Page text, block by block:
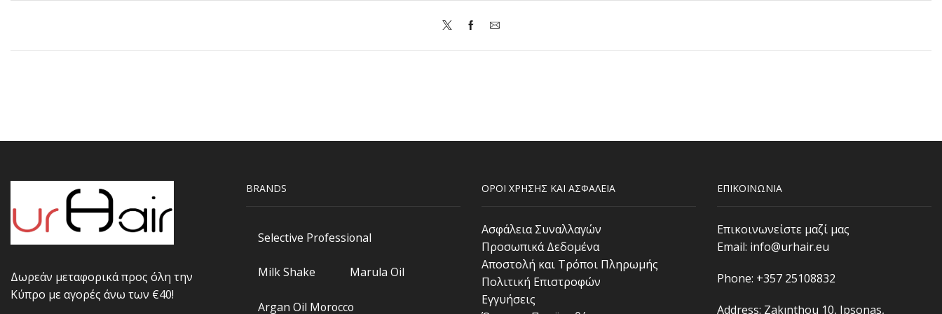
Δωρεάν μεταφορικά προς όλη την
Κύπρο με αγορές άνω των €40!
BRANDS
Selective Professional
Milk Shake Marula Oil
Argan Oil Morocco
ΟΡΟΙ ΧΡΗΣΗΣ ΚΑΙ ΑΣΦΑΛΕΙΑ
Ασφάλεια Συναλλαγών
Προσωπικά Δεδομένα
Αποστολή και Τρόποι Πληρωμής
Πολιτική Επιστροφών
Εγγυήσεις
ΕΠΙΚΟΙΝΩΝΙΑ
Επικοινωνείστε μαζί μας
Email: info@urhair.eu
Phone: +357 25108832
Address: Zakınthou 10, Ipsonas,